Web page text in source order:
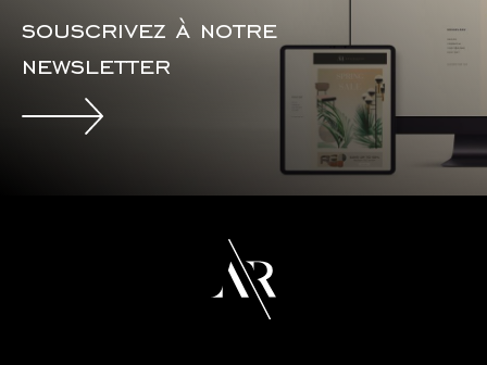
souscrivez à notre
newsletter